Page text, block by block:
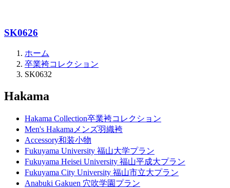
SK0626
ホーム
卒業袴コレクション
SK0632
Hakama
Hakama Collection卒業袴コレクション
Men's Hakama メンズ羽織袴
Accessory和装小物
Fukuyama University 福山大学プラン
Fukuyama Heisei University 福山平成大プラン
Fukuyama City University 福山市立大プラン
Anabuki Gakuen 穴吹学園プラン